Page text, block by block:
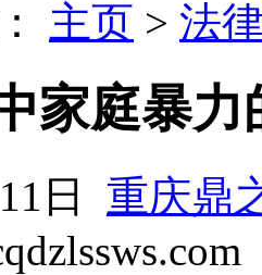
主页 > 法
家庭暴力
日 重庆鼎